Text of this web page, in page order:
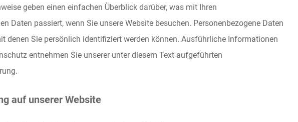
geben einen einfachen Überblick darüber, was mit Ihren
Daten passiert, wenn Sie unsere Website besuchen. Personenbezogene Daten
denen Sie persönlich identifiziert werden können. Ausführliche Informationen
entnehmen Sie unserer unter diesem Text aufgeführten
auf unserer Website